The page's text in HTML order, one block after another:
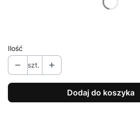
Ilość
szt.
Dodaj do koszyka